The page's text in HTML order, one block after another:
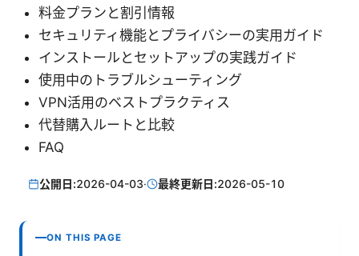
料金プランと割引情報
セキュリティ機能とプライバシーの実用ガイド
インストールとセットアップの実践ガイド
使用中のトラブルシューティング
VPN活用のベストプラクティス
代替購入ルートと比較
FAQ
公開日:2026-04-03· 最終更新日:2026-05-10
ON THIS PAGE